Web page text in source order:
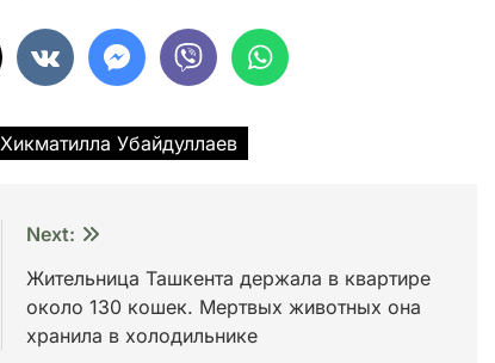
Хикматилла Убайдуллаев
Next:
Жительница Ташкента держала в квартире
около 130 кошек. Мертвых животных она
хранила в холодильнике